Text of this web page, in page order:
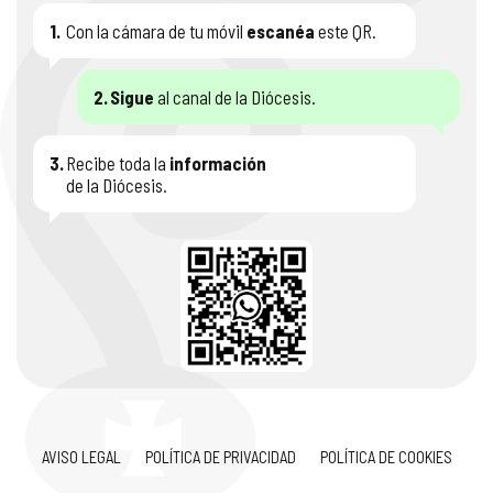
1. Con la cámara de tu móvil escanéa este QR.
2. Sigue al canal de la Diócesis.
3. Recibe toda la información
de la Diócesis.
AVISO LEGAL POLÍTICA DE PRIVACIDAD POLÍTICA DE COOKIES